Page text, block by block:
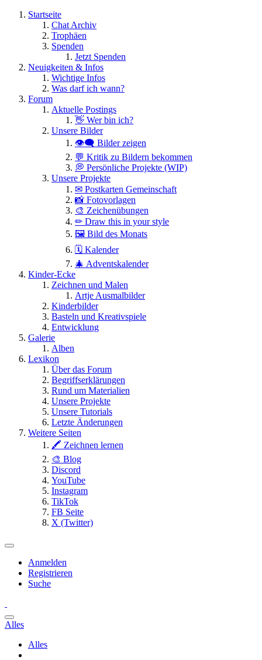
Startseite
Chat Archiv
Trophäen
Spenden
Jetzt Spenden
Neuigkeiten & Infos
Wichtige Infos
Was darf ich wann?
Forum
Aktuelle Postings
👋 Wer bin ich?
Unsere Bilder
👁️‍🗨️ Bilder zeigen
💬 Kritik zu Bildern bekommen
💭 Persönliche Projekte (WIP)
Unsere Projekte
✉ Postkarten Gemeinschaft
📸 Fotovorlagen
🎨 Zeichenübungen
✏ Draw this in your style
🖼 Bild des Monats
🗓 Kalender
🎄 Adventskalender
Kinder-Ecke
Zeichnen und Malen
Artje Ausmalbilder
Kinderbilder
Basteln und Kreativspiele
Entwicklung
Galerie
Alben
Lexikon
Über das Forum
Begriffserklärungen
Rund um Materialien
Unsere Projekte
Unsere Tutorials
Letzte Änderungen
Weitere Seiten
🖍 Zeichnen lernen
🎨 Blog
Discord
YouTube
Instagram
TikTok
FB Seite
X (Twitter)
Anmelden
Registrieren
Suche
Alles
Alles